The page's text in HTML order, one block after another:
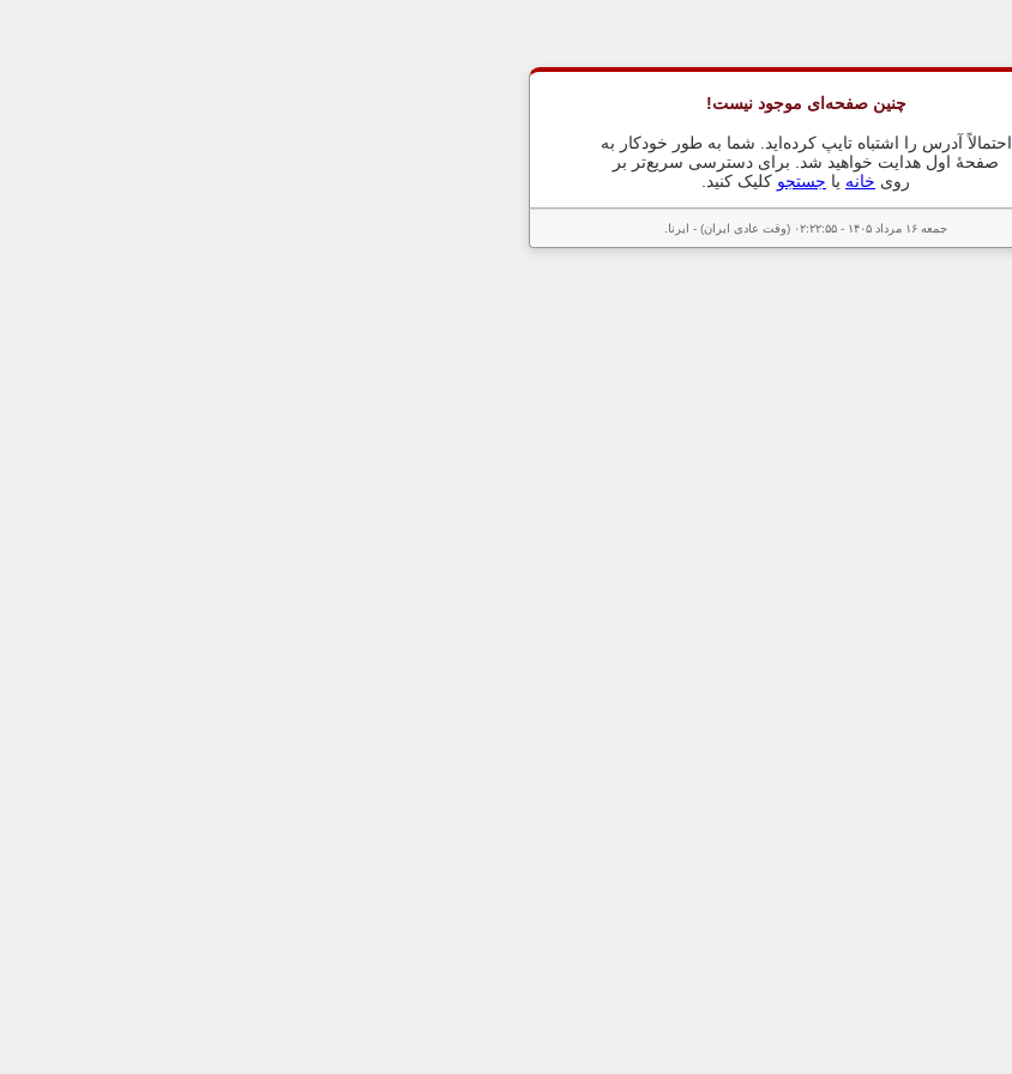
چنین صفحه‌ای موجود نیست!
احتمالاً آدرس را اشتباه تایپ کرده‌اید. شما به طور خودکار به
صفحهٔ اول هدایت خواهید شد. برای دسترسی سریع‌تر بر
روی خانه یا جستجو کلیک کنید.
جمعه ۱۶ مرداد ۱۴۰۵ - ۰۲:۲۲:۵۵ (وقت عادی ایران) - ایرنا.